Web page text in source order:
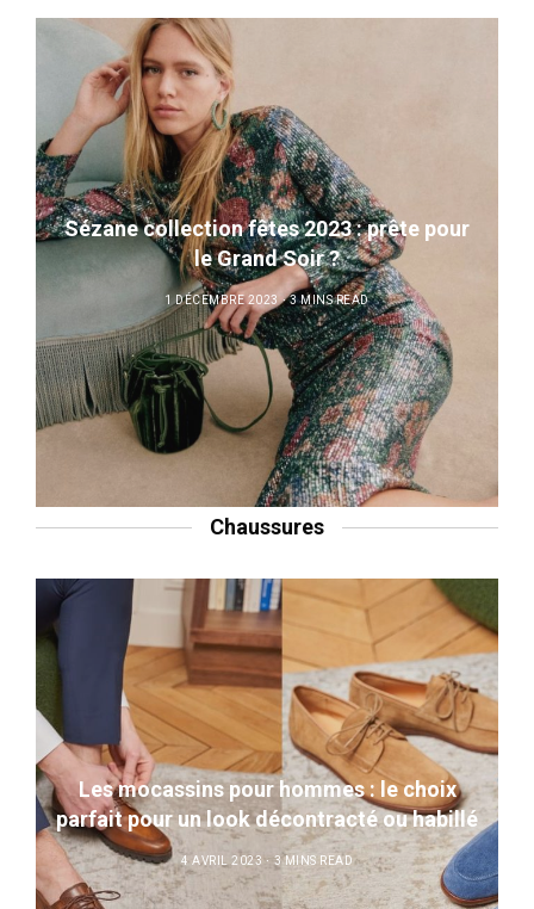
Sézane collection fêtes 2023 : prête pour
le Grand Soir ?
1 DÉCEMBRE 2023 3 MINS READ
Chaussures
Les mocassins pour hommes : le choix
parfait pour un look décontracté ou habillé
4 AVRIL 2023 3 MINS READ